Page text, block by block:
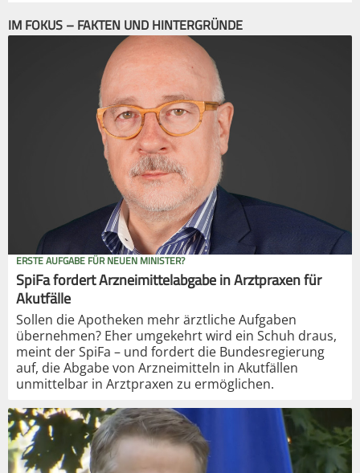
IM FOKUS – FAKTEN UND HINTERGRÜNDE
ERSTE AUFGABE FÜR NEUEN MINISTER?
SpiFa fordert Arzneimittelabgabe in Arztpraxen für
Akutfälle
Sollen die Apotheken mehr ärztliche Aufgaben
übernehmen? Eher umgekehrt wird ein Schuh draus,
meint der SpiFa – und fordert die Bundesregierung
auf, die Abgabe von Arzneimitteln in Akutfällen
unmittelbar in Arztpraxen zu ermöglichen.